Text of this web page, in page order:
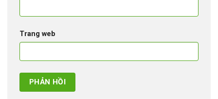
Trang web